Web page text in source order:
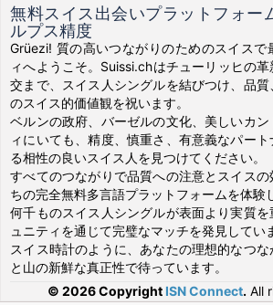
無料スイス出会いプラットフォー
ルプス精度
Grüezi! 質の高いつながりのためのスイスで
ィへようこそ。Suissi.chはチューリッヒの
交まで、スイス人シングルを結びつけ、品
のスイス的価値観を祝います。
ベルンの政府、バーゼルの文化、美しいカ
ィにいても、精度、慎重さ、有意義なパー
る相性の良いスイス人を見つけてください。
すべてのつながりで品質への注意とスイス
ちの完全無料多言語プラットフォームを体験
何千ものスイス人シングルが表面より実質を
ュニティを通じて完璧なマッチを発見してい
スイス時計のように、あなたの理想的なつ
と山の新鮮な真正性で待っています。
© 2026 Copyright ISN Connect. All